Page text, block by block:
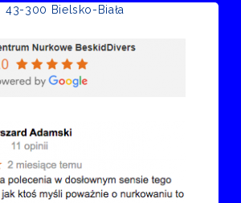
43-300 Bielsko-Biała